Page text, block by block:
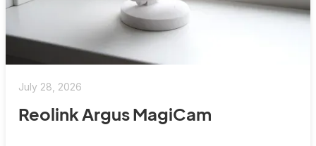
July 28, 2026
Reolink Argus MagiCam